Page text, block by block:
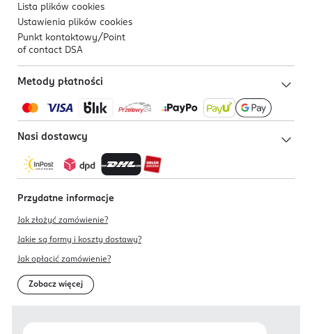
Lista plików cookies
Ustawienia plików cookies
Punkt kontaktowy/ Point
of contact DSA
Metody płatności
Nasi dostawcy
Przydatne informacje
Jak złożyć zamówienie?
Jakie są formy i koszty dostawy?
Jak opłacić zamówienie?
Zobacz więcej